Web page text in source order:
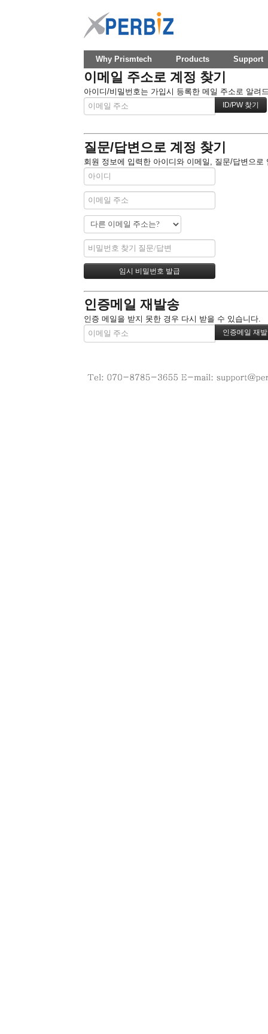
Why Prismtech Products Support
이메일 주소로 계정 찾기
아이디/비밀번호는 가입시 등록한 메일 주소로 알려
질문/답변으로 계정 찾기
회원 정보에 입력한 아이디와 이메일, 질문/답변으
인증메일 재발송
인증 메일을 받지 못한 경우 다시 받을 수 있습니다.